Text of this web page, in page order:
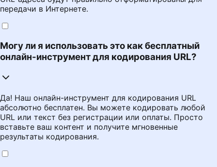
передачи в Интернете.
Могу ли я использовать это как бесплатный
онлайн-инструмент для кодирования URL?
Да! Наш онлайн-инструмент для кодирования URL
абсолютно бесплатен. Вы можете кодировать любой
URL или текст без регистрации или оплаты. Просто
вставьте ваш контент и получите мгновенные
результаты кодирования.